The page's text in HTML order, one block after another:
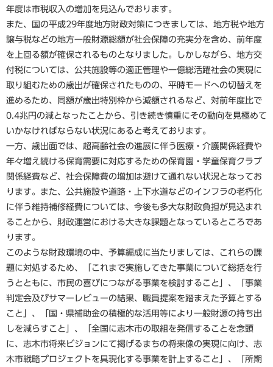
年度は市税収入の増加を見込んでおります。
また、国の平成29年度地方財政対策につきましては、地方税や地方
譲与税などの地方一般財源総額が社会保障の充実分を含め、前年度
を上回る額が確保されるものとなりました。しかしながら、地方交
付税については、公共施設等の適正管理や一億総活躍社会の実現に
取り組むための歳出が確保されたものの、平時モードへの切替えを
進めるため、同額が歳出特別枠から減額されるなど、対前年度比で
0.4兆円の減となったことから、引き続き慎重にその動向を見極めて
いかなければならない状況にあると考えております。
一方、歳出面では、超高齢社会の進展に伴う医療・介護関係経費や
年々増え続ける保育需要に対応するための保育園・学童保育クラブ
関係経費など、社会保障費の増加は避けて通れない状況となってお
ります。また、公共施設や道路・上下水道などのインフラの老朽化
に伴う維持補修経費については、今後も多大な財政負担が見込まれ
ることから、財政運営における大きな課題となっているところであ
ります。
このような財政環境の中、予算編成に当たりましては、これらの課
題に対処するため、「これまで実施してきた事業について総括を行
うとともに、市民の喜びにつながる事業を検討すること」、「事業
判定会及びサマーレビューの結果、職員提案を踏まえた予算とする
こと」、「国・県補助金の積極的な活用等により一般財源の持ち出
しを減らすこと」、「全国に志木市の取組を発信することを念頭
に、志木市将来ビジョンにて掲げるまちの将来像の実現に向け、志
木市戦略プロジェクトを具現化する事業を計上すること」、「所期